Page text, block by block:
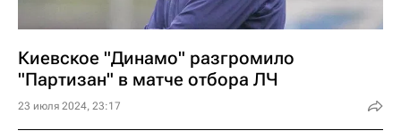
Киевское "Динамо" разгромило
"Партизан" в матче отбора ЛЧ
23 июля 2024, 23:17